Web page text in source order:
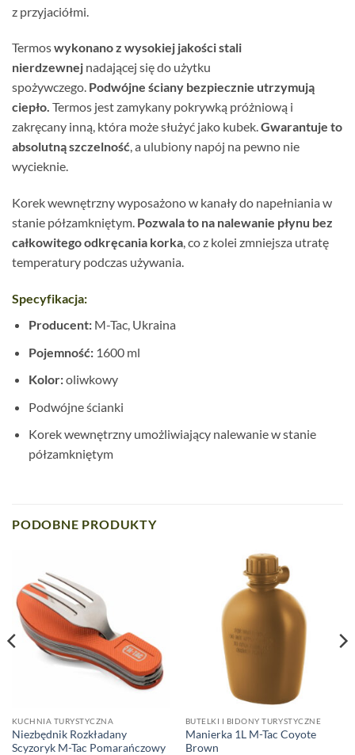
z przyjaciółmi.
Termoswykonano z wysokiej jakości stali
nierdzewnej nadającej się do użytku
spożywczego. Podwójne ściany bezpiecznie utrzymują
ciepło. Termos jest zamykany pokrywką próżniową i
zakręcany inną, która może służyć jako kubek.Gwarantuje to
absolutną szczelność, a ulubiony napój na pewno nie
wycieknie.
Korek wewnętrzny wyposażono w kanały do napełniania w
stanie półzamkniętym. Pozwala to na nalewanie płynu bez
całkowitego odkręcania korka, co z kolei zmniejsza utratę
temperatury podczas używania.
Specyfikacja:
Producent:M-Tac, Ukraina
Pojemność:1600 ml
Kolor:oliwkowy
Podwójne ścianki
Korek wewnętrzny umożliwiający nalewanie w stanie
półzamkniętym
PODOBNE PRODUKTY
KUCHNIA TURYSTYCZNA
Niezbędnik Rozkładany
Scyzoryk M-Tac Pomarańczowy
BUTELKI I BIDONY TURYSTYCZNE
Manierka 1L M-Tac Coyote
Brown